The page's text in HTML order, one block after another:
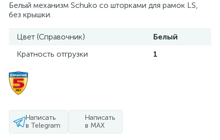
Белый механизм Schuko со шторками для рамок LS,
без крышки.
Цвет (Справочник)
Белый
Кратность отгрузки
1
Написать
в Telegram
Написать
в MAX